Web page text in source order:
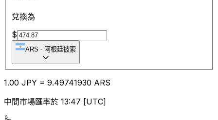
兌換為
$
ARS - 阿根廷披索
1.00 JPY = 9.49741930 ARS
中間市場匯率於 13:47 [UTC]